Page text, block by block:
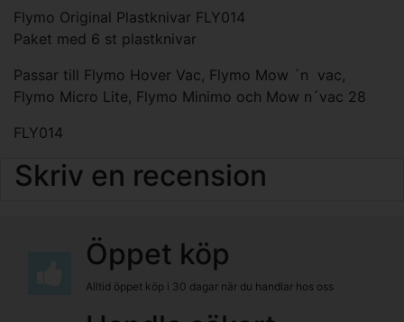
Flymo Original Plastknivar FLY014
Paket med 6 st plastknivar
Passar till Flymo Hover Vac, Flymo Mow ´n vac,
Flymo Micro Lite, Flymo Minimo och Mow n´vac 28
FLY014
Skriv en recension
Öppet köp
Alltid öppet köp i 30 dagar när du handlar hos oss